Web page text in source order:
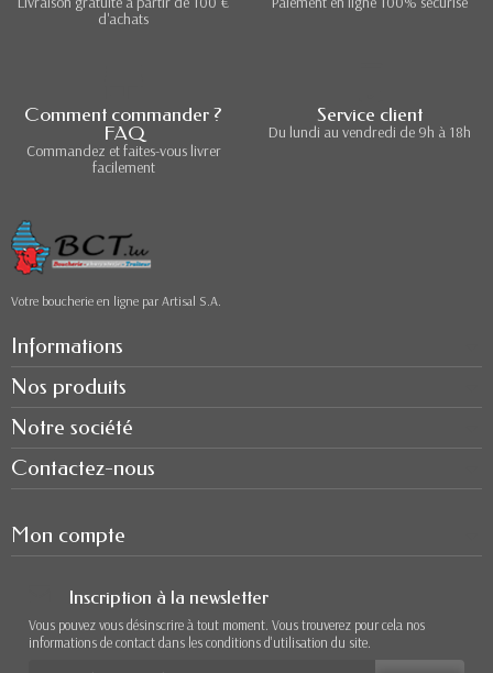
d'achats
Comment commander ?
FAQ
Commandez et faites-vous livrer
facilement
Service client
Du lundi au vendredi de 9h à 18h
Votre boucherie en ligne par Artisal S.A.
Informations
Nos produits
Notre société
Contactez-nous
Mon compte
Inscription à la newsletter
Vous pouvez vous désinscrire à tout moment. Vous trouverez pour cela nos
informations de contact dans les conditions d'utilisation du site.